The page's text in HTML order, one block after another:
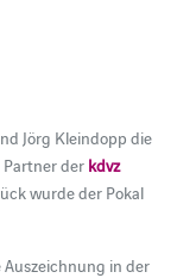
Jörg Kleindopp die
der kdvz
wurde der Pokal
in der